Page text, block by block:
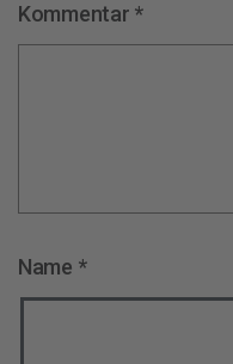
Kommentar *
Name *